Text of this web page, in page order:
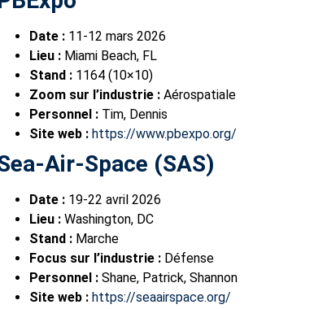
Date : 11-12 mars 2026
Lieu : Miami Beach, FL
Stand : 1164 (10×10)
Zoom sur l’industrie : Aérospatiale
Personnel : Tim, Dennis
Site web : https://www.pbexpo.org/
Air-Space (SAS)
Date : 19-22 avril 2026
Lieu : Washington, DC
Stand : Marche
Focus sur l’industrie : Défense
Personnel : Shane, Patrick, Shannon
Site web : https://seaairspace.org/